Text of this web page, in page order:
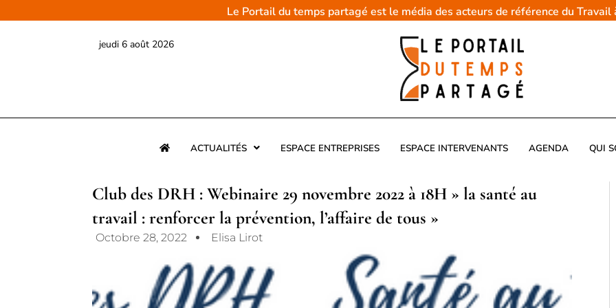
au
Le Portail du temps partagé est le média des acteurs de référence du
jeudi 6 août 2026
ACTUALITÉS ESPACE ENTREPRISES ESPACE INTERVENANTS AGENDA QUI
Club des DRH : Webinaire 29 novembre 2022 à 18H » la santé au
travail : renforcer la prévention, l’affaire de tous »
Octobre 28, 2022 Elisa Lirot